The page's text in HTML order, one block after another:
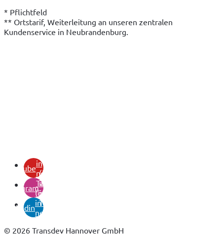
* Pflichtfeld
** Ortstarif, Weiterleitung an unseren zentralen
Kundenservice in Neubrandenburg.
youtubein
neuem
Tab)
instagram
(öffnet
in
neuem
Tab)
linkedin
(öffnet
in
neuem
© 2026 Transdev Hannover GmbH